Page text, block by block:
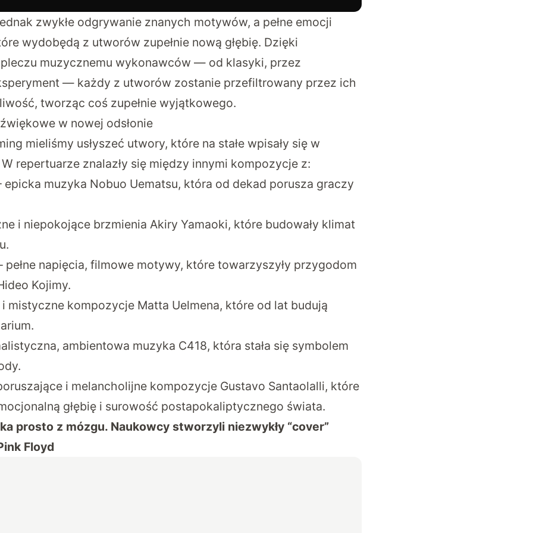
zwykłe odgrywanie znanych motywów, a pełne emocji
wydobędą z utworów zupełnie nową głębię. Dzięki
muzycznemu wykonawców — od klasyki, przez
— każdy z utworów zostanie przefiltrowany przez ich
tworząc coś zupełnie wyjątkowego.
w nowej odsłonie
mieliśmy usłyszeć utwory, które na stałe wpisały się w
repertuarze znalazły się między innymi kompozycje z:
epicka muzyka Nobuo Uematsu, która od dekad porusza graczy
i niepokojące brzmienia Akiry Yamaoki, które budowały klimat
pełne napięcia, filmowe motywy, które towarzyszyły przygodom
Kojimy.
mistyczne kompozycje Matta Uelmena, które od lat budują
ambientowa muzyka C418, która stała się symbolem
i melancholijne kompozycje Gustavo Santaolalli, które
głębię i surowość postapokaliptycznego świata.
prosto z mózgu. Naukowcy stworzyli niezwykły “cover”
Floyd